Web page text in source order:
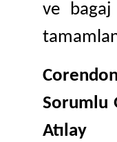
ve bagaj
Sorumlu
Atılay